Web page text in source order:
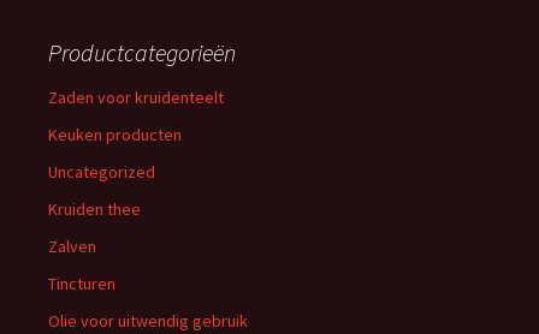
Productcategorieën
Zaden voor kruidenteelt
Keuken producten
Uncategorized
Kruiden thee
Zalven
Tincturen
Olie voor uitwendig gebruik